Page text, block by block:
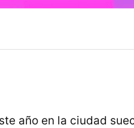
año en la ciudad